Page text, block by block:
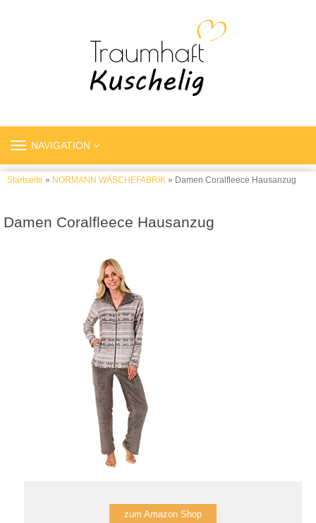
TOGGLE
NAVIGATION
Startseite » NORMANN WÄSCHEFABRIK » Damen Coralfleece Hausanzug
Damen Coralfleece Hausanzug
zum Amazon Shop